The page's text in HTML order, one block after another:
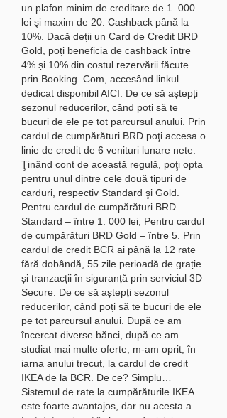
un plafon minim de creditare de 1. 000
lei şi maxim de 20. Cashback până la
10%. Dacă deții un Card de Credit BRD
Gold, poți beneficia de cashback între
4% și 10% din costul rezervării făcute
prin Booking. Com, accesând linkul
dedicat disponibil AICI. De ce să aștepți
sezonul reducerilor, când poți să te
bucuri de ele pe tot parcursul anului. Prin
cardul de cumpărături BRD poţi accesa o
linie de credit de 6 venituri lunare nete.
Ţinând cont de această regulă, poţi opta
pentru unul dintre cele două tipuri de
carduri, respectiv Standard şi Gold.
Pentru cardul de cumpărături BRD
Standard – între 1. 000 lei; Pentru cardul
de cumpărături BRD Gold – între 5. Prin
cardul de credit BCR ai până la 12 rate
fără dobândă, 55 zile perioadă de grație
și tranzacții în siguranță prin serviciul 3D
Secure. De ce să aștepți sezonul
reducerilor, când poți să te bucuri de ele
pe tot parcursul anului. După ce am
încercat diverse bănci, după ce am
studiat mai multe oferte, m-am oprit, în
iarna anului trecut, la cardul de credit
IKEA de la BCR. De ce? Simplu…
Sistemul de rate la cumpărăturile IKEA
este foarte avantajos, dar nu acesta a